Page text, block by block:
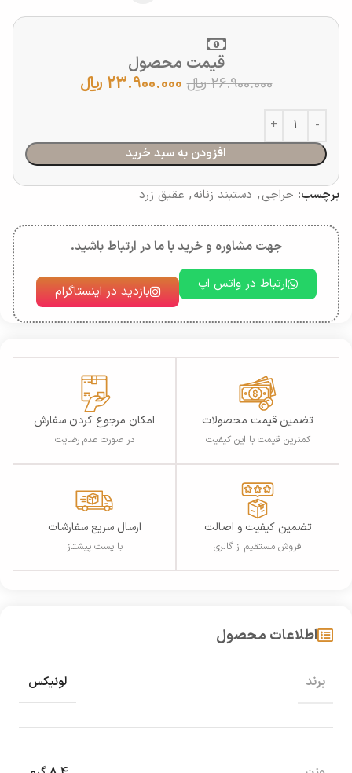
قیمت محصول
26.900.000﷼ 23.900.000 ﷼
افزودن به سبد خرید
برچسب: حراجی, دستبند زنانه, عقیق زرد
جهت مشاوره و خرید با ما در ارتباط باشید.
ارتباط در واتس اپ بازدید در اینستاگرام
تضمین قیمت محصولات
کمترین قیمت با این کیفیت
امکان مرجوع کردن سفارش
در صورت عدم رضایت
تضمین کیفیت و اصالت
فروش مستقیم از گالری
ارسال سریع سفارشات
با پست پیشتاز
اطلاعات محصول
برند لونیکس